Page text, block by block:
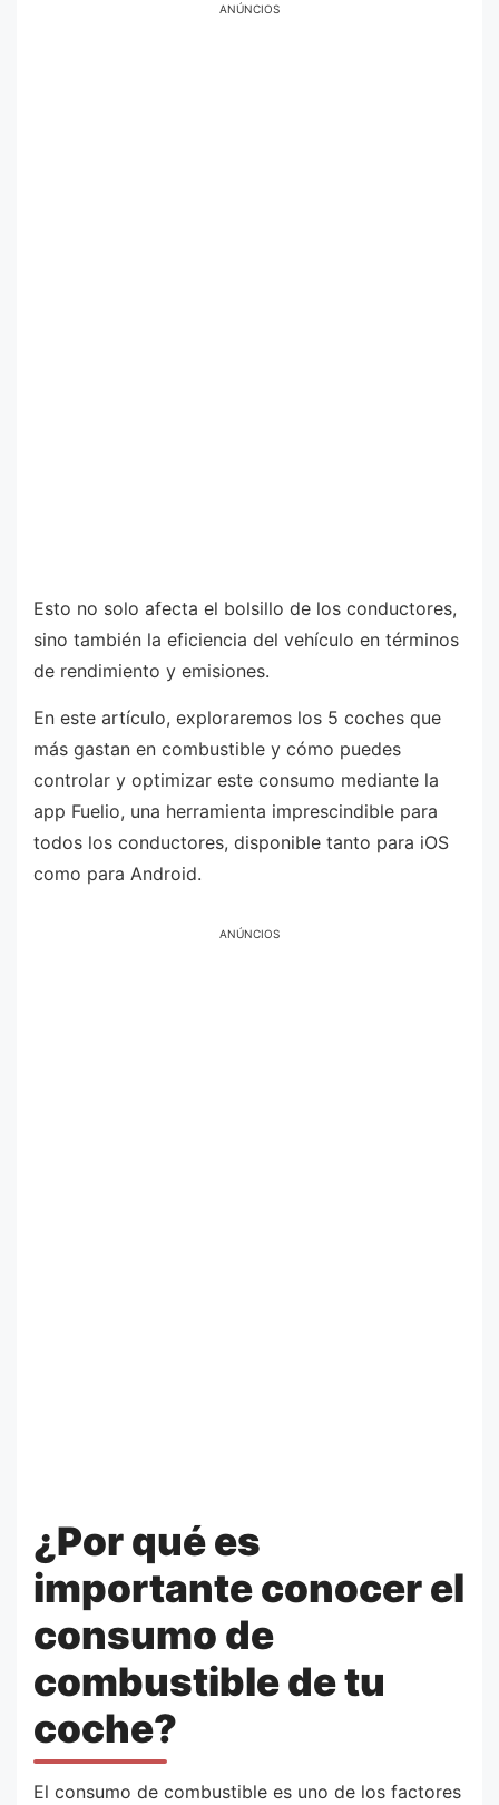
ANÚNCIOS
Esto no solo afecta el bolsillo de los conductores,
sino también la eficiencia del vehículo en términos
de rendimiento y emisiones.
En este artículo, exploraremos los 5 coches que
más gastan en combustible y cómo puedes
controlar y optimizar este consumo mediante la
app Fuelio, una herramienta imprescindible para
todos los conductores, disponible tanto para iOS
como para Android.
ANÚNCIOS
¿Por qué es
importante conocer el
consumo de
combustible de tu
coche?
El consumo de combustible es uno de los factores